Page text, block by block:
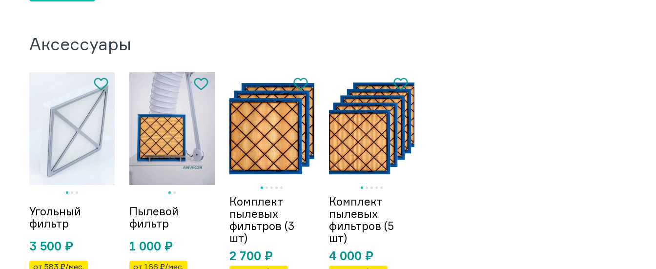
Аксессуары
Угольный
фильтр
3 500 ₽
от 583 ₽/мес.
Пылевой
фильтр
1 000 ₽
от 166 ₽/мес.
Комплект
пылевых
фильтров (3
шт)
2 700 ₽
Комплект
пылевых
фильтров (5
шт)
4 000 ₽